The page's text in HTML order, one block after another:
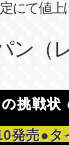
にて値
ン（
挑戦状
発売●タ